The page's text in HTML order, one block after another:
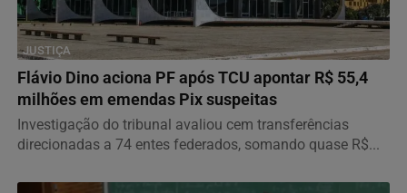
JUSTIÇA
Flávio Dino aciona PF após TCU apontar R$ 55,4
milhões em emendas Pix suspeitas
Investigação do tribunal avaliou cem transferências
direcionadas a 74 entes federados, somando quase R$...